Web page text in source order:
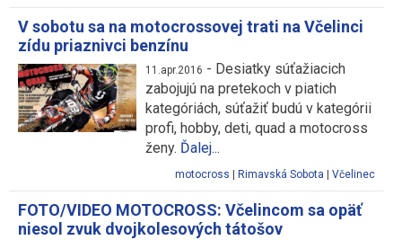
V sobotu sa na motocrossovej trati na Včelinci
zídu priaznivci benzínu
11.apr.2016 - Desiatky súťažiacich
zabojujú na pretekoch v piatich
kategóriách, súťažiť budú v kategórii
profi, hobby, deti, quad a motocross
ženy. Ďalej...
motocross Rimavská Sobota Včelinec
FOTO/VIDEO MOTOCROSS: Včelincom sa opäť
niesol zvuk dvojkolesových tátošov